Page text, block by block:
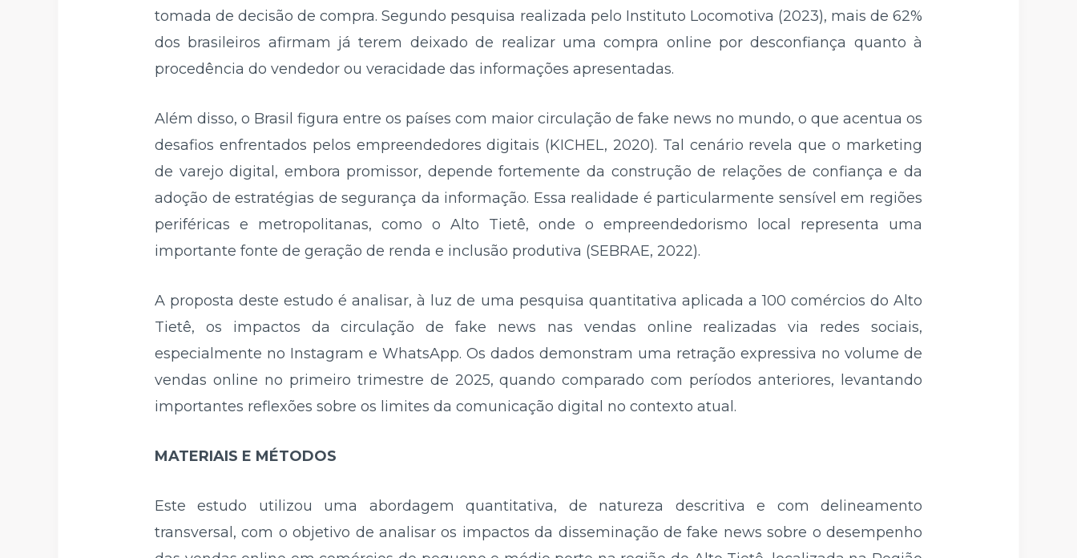
tomada de decisão de compra. Segundo pesquisa realizada pelo Instituto Locomotiva (2023), mais de 62%
dos brasileiros afirmam já terem deixado de realizar uma compra online por desconfiança quanto à
procedência do vendedor ou veracidade das informações apresentadas.
Além disso, o Brasil figura entre os países com maior circulação de fake news no mundo, o que acentua os
desafios enfrentados pelos empreendedores digitais (KICHEL, 2020). Tal cenário revela que o marketing
de varejo digital, embora promissor, depende fortemente da construção de relações de confiança e da
adoção de estratégias de segurança da informação. Essa realidade é particularmente sensível em regiões
periféricas e metropolitanas, como o Alto Tietê, onde o empreendedorismo local representa uma
importante fonte de geração de renda e inclusão produtiva (SEBRAE, 2022).
A proposta deste estudo é analisar, à luz de uma pesquisa quantitativa aplicada a 100 comércios do Alto
Tietê, os impactos da circulação de fake news nas vendas online realizadas via redes sociais,
especialmente no Instagram e WhatsApp. Os dados demonstram uma retração expressiva no volume de
vendas online no primeiro trimestre de 2025, quando comparado com períodos anteriores, levantando
importantes reflexões sobre os limites da comunicação digital no contexto atual.
MATERIAIS E MÉTODOS
Este estudo utilizou uma abordagem quantitativa, de natureza descritiva e com delineamento
transversal, com o objetivo de analisar os impactos da disseminação de fake news sobre o desempenho